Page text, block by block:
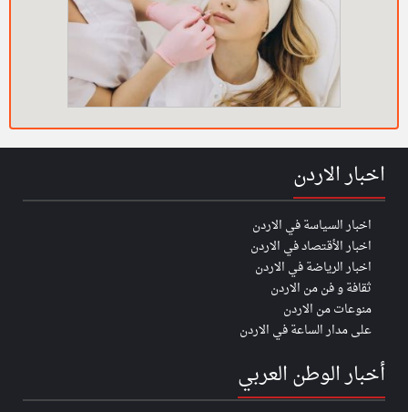
اخبار الاردن
اخبار السياسة في الاردن
اخبار الأقتصاد في الاردن
اخبار الرياضة في الاردن
ثقافة و فن من الاردن
منوعات من الاردن
على مدار الساعة في الاردن
أخبار الوطن العربي